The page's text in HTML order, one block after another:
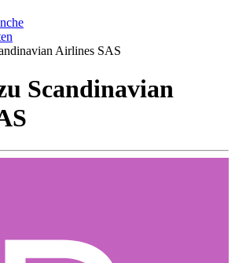
Airlines SAS
Scandinavian